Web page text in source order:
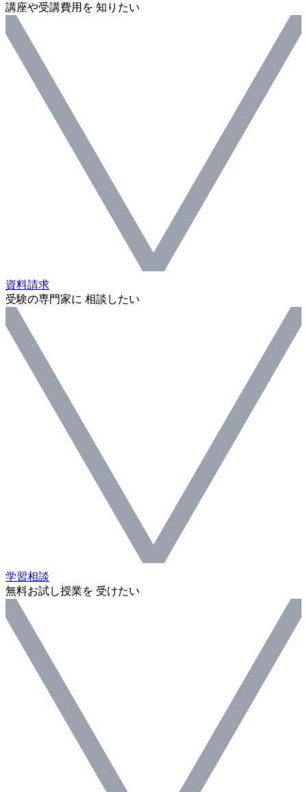
講座や受講費用を 知りたい
資料請求
受験の専門家に 相談したい
学習相談
無料お試し授業を 受けたい